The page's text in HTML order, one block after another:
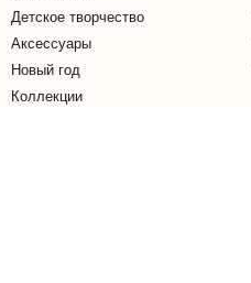
Детское творчество
Аксессуары
Новый год
Коллекции